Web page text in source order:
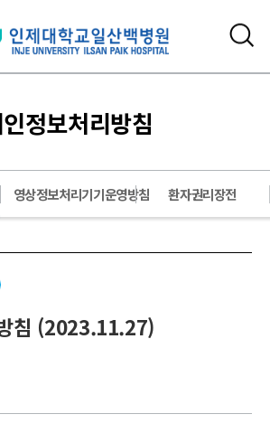
정보처리방침
영상정보처리기기운영방침 환자권리장전
침 (2023.11.27)